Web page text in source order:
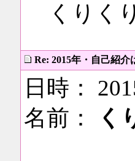
くりく
Re: 2015年・自己紹
日時：
名前：
く